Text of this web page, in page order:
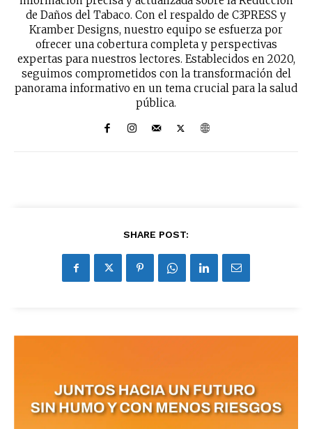
de Daños del Tabaco. Con el respaldo de C3PRESS y
Kramber Designs, nuestro equipo se esfuerza por
ofrecer una cobertura completa y perspectivas
expertas para nuestros lectores. Establecidos en 2020,
seguimos comprometidos con la transformación del
panorama informativo en un tema crucial para la salud
pública.
SHARE POST: